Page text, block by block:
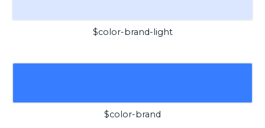
$color-brand-light
$color-brand